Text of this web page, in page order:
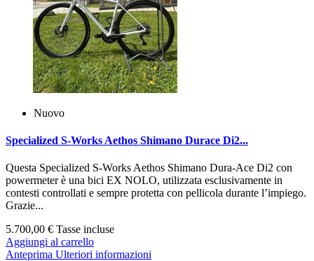
Nuovo
Specialized S-Works Aethos Shimano Durace Di2...
Questa Specialized S‑Works Aethos Shimano Dura‑Ace Di2 con
powermeter è una bici EX NOLO, utilizzata esclusivamente in
contesti controllati e sempre protetta con pellicola durante l’impiego.
Grazie...
5.700,00 € Tasse incluse
Aggiungi al carrello
Anteprima Ulteriori informazioni